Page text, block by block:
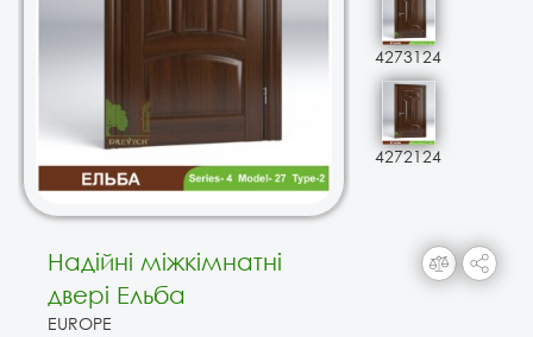
4273124
4272124
Надійні міжкімнатні
двері Ельба
EUROPE